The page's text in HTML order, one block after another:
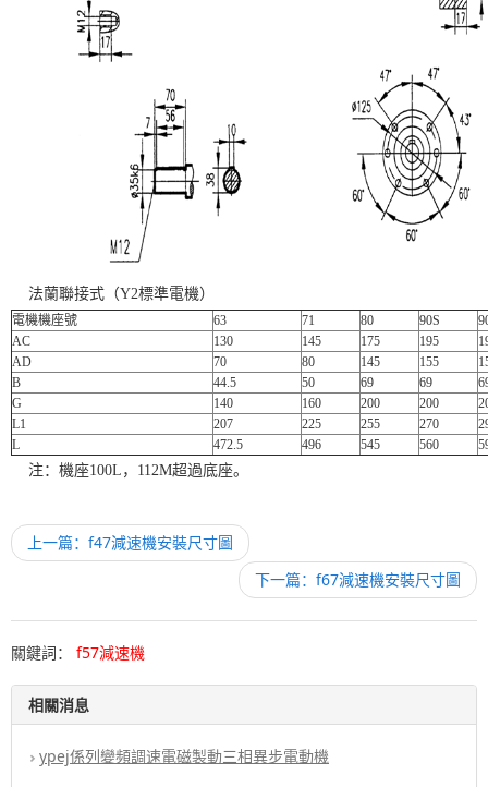
法蘭聯接式（Y2標準電機）
電機機座號 63 71 80 90S
AC
130 145 175 195
AD
70 80 145 155
B
44.5 50 69 69
G
140 160 200 200
L1
207 225 255 270
L
472.5 496 545 560
注：機座100L，112M超過底座。
上一篇：f47減速機安裝尺寸圖
下一篇：f67減速機安裝尺寸圖
關鍵詞： f57減速機
相關消息
ypej係列變頻調速電磁製動三相異步電動機